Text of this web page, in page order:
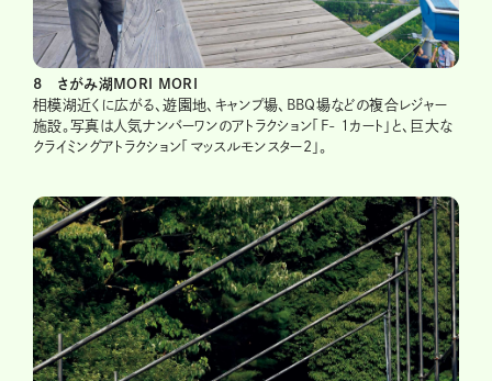
8 さがみ湖MORI MORI
相模湖近くに広がる、遊園地、キャンプ場、BBQ場などの複合レジャー
施設。写真は人気ナンバーワンのアトラクション「F- 1カート」と、巨大な
クライミングアトラクション「マッスルモンスター2」。